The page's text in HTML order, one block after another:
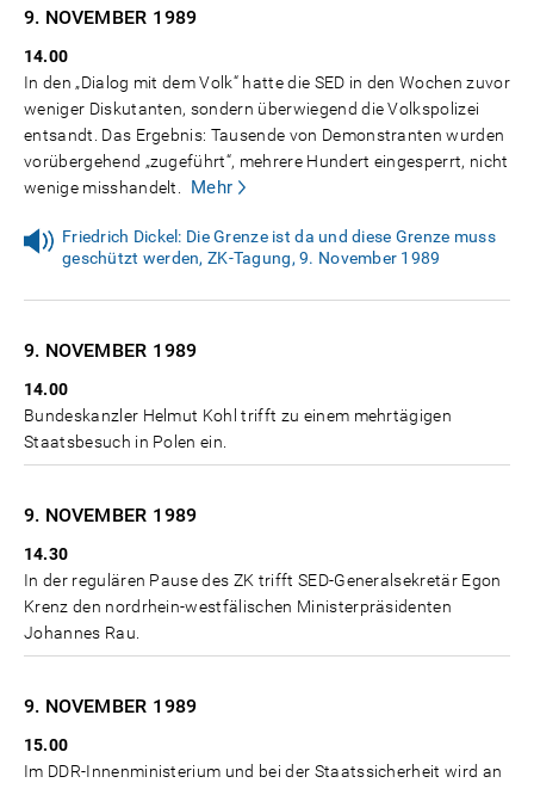
9. NOVEMBER 1989
14.00
In den „Dialog mit dem Volk“ hatte die SED in den Wochen zuvor
weniger Diskutanten, sondern überwiegend die Volkspolizei
entsandt. Das Ergebnis: Tausende von Demonstranten wurden
vorübergehend „zugeführt“, mehrere Hundert eingesperrt, nicht
wenige misshandelt.
Mehr
Friedrich Dickel: Die Grenze ist da und diese Grenze muss
geschützt werden, ZK-Tagung, 9. November 1989
9. NOVEMBER 1989
14.00
Bundeskanzler Helmut Kohl trifft zu einem mehrtägigen
Staatsbesuch in Polen ein.
9. NOVEMBER 1989
14.30
In der regulären Pause des ZK trifft SED-Generalsekretär Egon
Krenz den nordrhein-westfälischen Ministerpräsidenten
Johannes Rau.
9. NOVEMBER 1989
15.00
Im DDR-Innenministerium und bei der Staatssicherheit wird an